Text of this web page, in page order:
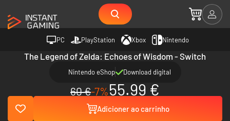
PC PlayStation Xbox Nintendo
The Legend of Zelda: Echoes of Wisdom - Switch
Nintendo eShop Download digital
60 €-7%55.99 €
Adicioner ao carrinho